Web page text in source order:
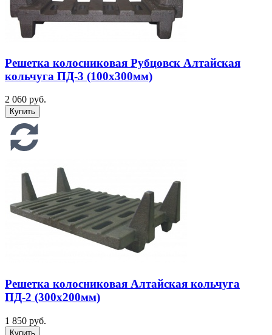
Решетка колосниковая Рубцовск Алтайская
кольчуга ПД-3 (100х300мм)
2 060 руб.
Решетка колосниковая Алтайская кольчуга
ПД-2 (300х200мм)
1 850 руб.